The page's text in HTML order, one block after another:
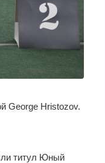
George Hristozov.
титул Юный